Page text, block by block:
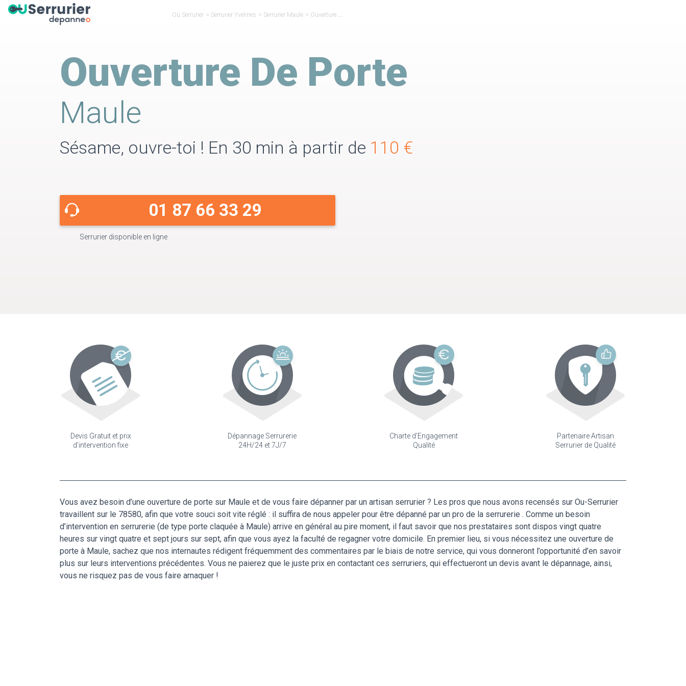
Ou Serrurier > Serrurier Yvelines > Serrurier Maule > Ouverture de Porte Maule
Ouverture De Porte
Maule
Sésame, ouvre-toi ! En 30 min à partir de 110 €
01 87 66 33 29
Serrurier disponible en ligne
Devis Gratuit et prix
d'intervention fixe
Dépannage Serrurerie
24H/24 et 7J/7
Charte d'Engagement
Qualité
Partenaire Artisan
Serrurier de Qualité
Vous avez besoin d’une ouverture de porte sur Maule et de vous faire dépanner par un artisan serrurier ? Les pros que nous avons recensés sur Ou-Serrurier
travaillent sur le 78580, afin que votre souci soit vite réglé : il suffira de nous appeler pour être dépanné par un pro de la serrurerie . Comme un besoin
d’intervention en serrurerie (de type porte claquée à Maule) arrive en général au pire moment, il faut savoir que nos prestataires sont dispos vingt quatre
heures sur vingt quatre et sept jours sur sept, afin que vous ayez la faculté de regagner votre domicile. En premier lieu, si vous nécessitez une ouverture de
porte à Maule, sachez que nos internautes rédigent fréquemment des commentaires par le biais de notre service, qui vous donneront l’opportunité d’en savoir
plus sur leurs interventions précédentes. Vous ne paierez que le juste prix en contactant ces serruriers, qui effectueront un devis avant le dépannage, ainsi,
vous ne risquez pas de vous faire arnaquer !